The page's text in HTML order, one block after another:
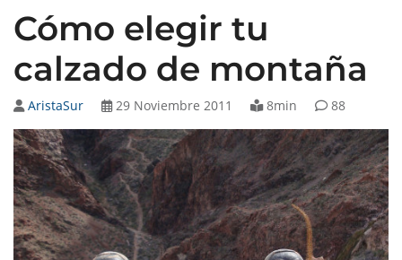
Cómo elegir tu
calzado de montaña
AristaSur 29 Noviembre 2011 8min 88